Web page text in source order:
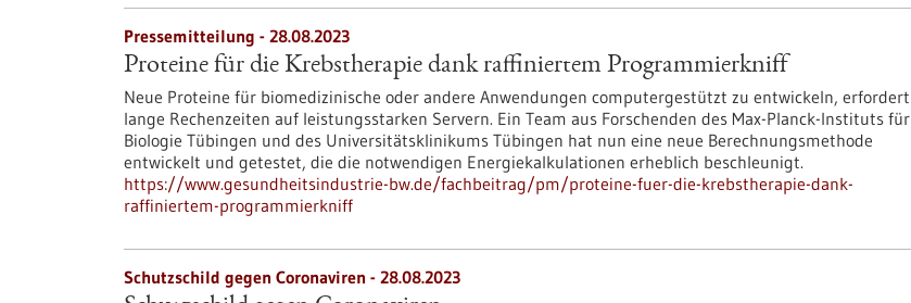
Pressemitteilung - 28.08.2023
Proteine für die Krebstherapie dank raffiniertem Programmierkniff
Neue Proteine für biomedizinische oder andere Anwendungen computergestützt zu entwickeln, erfordert
lange Rechenzeiten auf leistungsstarken Servern. Ein Team aus Forschenden des Max-Planck-Instituts für
Biologie Tübingen und des Universitätsklinikums Tübingen hat nun eine neue Berechnungsmethode
entwickelt und getestet, die die notwendigen Energiekalkulationen erheblich beschleunigt.
https://www.gesundheitsindustrie-bw.de/fachbeitrag/pm/proteine-fuer-die-krebstherapie-dank-
raffiniertem-programmierkniff
Schutzschild gegen Coronaviren - 28.08.2023